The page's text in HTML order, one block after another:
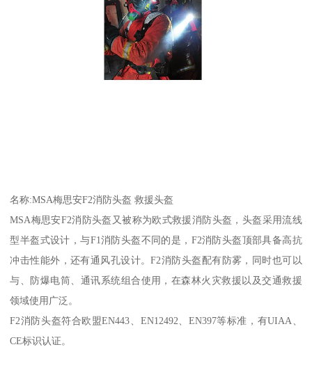
名称:MSA梅思安F2消防头盔 救援头盔
MSA梅思安F2消防头盔又被称为欧式救援消防头盔，头盔采用流线
型半盔式设计，与F1消防头盔不同的是，F2消防头盔顶部具备高抗
冲击性能外，还有通风孔设计。F2消防头盔配有防雾，同时也可以
与、防爆电筒、通讯系统组合使用，在森林火灾救援以及交通救援
领域使用广泛。
F2消防头盔符合欧盟EN443、EN12492、EN397等标准，有UIAA、
CE标识认证。